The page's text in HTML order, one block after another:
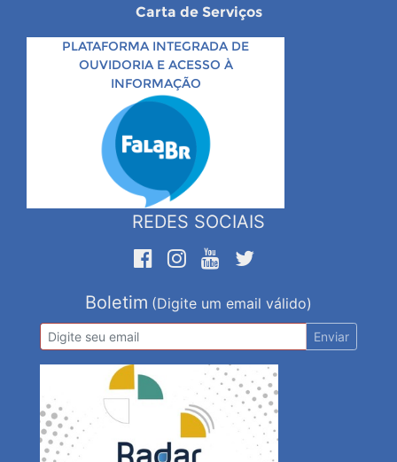
Carta de Serviços
PLATAFORMA INTEGRADA DE
OUVIDORIA E ACESSO À
INFORMAÇÃO
REDES SOCIAIS
Boletim (Digite um email válido)
Enviar